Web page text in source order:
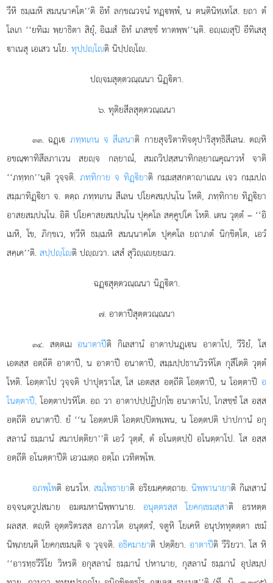
วีหิ ธมฺเมหิ สมนฺนาคโต’’ติ อิทํ ลกฺขณวจนํ ทฏฺพฺพํ, น ตนฺตินิทฺเทโส. ยถา ตํ
โลเก ‘‘ยทิเม พฺยาธิตาสิยุํ, อิเมสํ อิทํ เภสชฺชํ ทาตพฺพ’’นฺติ. อฺเสุปิ อีทิเสสุ
าเนสุ เอเสว นโย.ทุปฺปฺโติ นิปฺปฺโ.
ปฺจมสุตฺตวณฺณนา นิฏฺิตา.
๖. ทุติยสีลสุตฺตวณฺณนา
๓๓. ฉฏฺเ ภทฺทเกน จ สีเลนาติ กายสุจริตาทิจตุปาริสุทฺธิสีเลน. ตฺหิ
อขณฺฑาทิสีลภาเวน สยฺจ กลฺยาณํ, สมถวิปสฺสนาทิกลฺยาณคุณาวหํ จาติ
‘‘ภทฺทก’’นฺติ วุจฺจติ.ภทฺทิกาย จ ทิฏฺิยาติ กมฺมสฺสกตาาเณน เจว กมฺมปถ
สมฺมาทิฏฺิยา จ. ตตฺถ ภทฺทเกน สีเลน ปโยคสมฺปนฺโน โหติ, ภทฺทิกาย ทิฏฺิยา
อาสยสมฺปนฺโน. อิติ ปโยคาสยสมฺปนฺโน ปุคฺคโล สคฺคูปโค โหติ. เตน วุตฺตํ – ‘‘อิ
เมหิ, โข, ภิกฺขเว, ทฺวีหิ ธมฺเมหิ สมนฺนาคโต ปุคฺคโล ยถาภตํ นิกฺขิตฺโต, เอวํ
สคฺเค’’ติ.สปฺปฺโติ ปฺวา. เสสํ สุวิฺเยฺยเมว.
ฉฏฺสุตฺตวณฺณนา นิฏฺิตา.
๗. อาตาปีสุตฺตวณฺณนา
๓๔. สตฺตเมอนาตาปีติ กิเลสานํ อาตาปนฏฺเน อาตาโป, วีริยํ, โส
เอตสฺส อตฺถีติ อาตาปี, น อาตาปี อนาตาปี, สมฺมปฺปธานวิรหิโต กุสีโตติ วุตฺตํ
โหติ. โอตฺตาโป วุจฺจติ ปาปุตฺราโส, โส เอตสฺส อตฺถีติ โอตฺตาปี, น โอตฺตาปี อ
โนตฺตาปี, โอตฺตาปรหิโต. อถ วา อาตาปปฺปฏิปกฺโข อนาตาโป, โกสชฺชํ โส อสฺส
อตฺถีติ อนาตาปี. ยํ ‘‘น โอตฺตปติ โอตฺตปฺปิตพฺเพน, น โอตฺตปติ ปาปกานํ อกุ
สลานํ ธมฺมานํ สมาปตฺติยา’’ติ เอวํ วุตฺตํ, ตํ อโนตฺตปฺปํ อโนตฺตาโป. โส อสฺส
อตฺถีติ อโนตฺตาปีติ เอวเมตฺถ อตฺโถ เวทิตพฺโพ.
อภพฺโพติ อนรโห. สมฺโพธายาติ อริยมคฺคตฺถาย. นิพฺพานายาติ กิเลสานํ
อจฺจนฺตวูปสมาย อมตมหานิพฺพานาย. อนุตฺตรสฺส โยคกฺเขมสฺสาติ อรหตฺต
ผลสฺส. ตฺหิ อุตฺตริตรสฺส อภาวโต อนุตฺตรํ, จตูหิ โยเคหิ อนุปทฺทุตตฺตา เขมํ
นิพฺภยนฺติ โยคกฺเขมนฺติ จวุจฺจติ.อธิคมายาติ ปตฺติยา. อาตาปีติ วีริยวา. โส หิ
‘‘อารทฺธวีริโย วิหรติ อกุสลานํ ธมฺมานํ ปหานาย, กุสลานํ ธมฺมานํ อุปสมฺป